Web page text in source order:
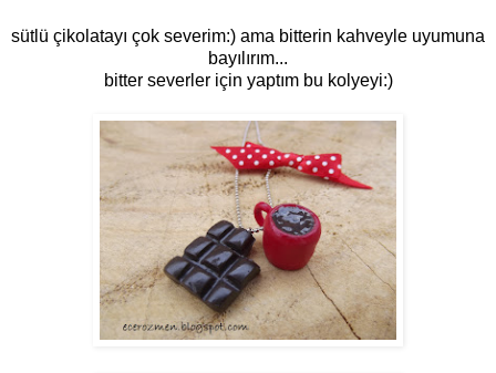
sütlü çikolatayı çok severim:) ama bitterin kahveyle uyumuna
bayılırım...
bitter severler için yaptım bu kolyeyi:)